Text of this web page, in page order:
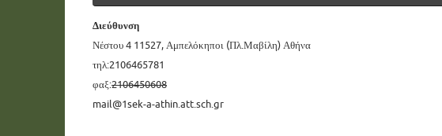
Διεύθυνση
Νέστου 4 11527, Αμπελόκηποι (Πλ.Μαβίλη) Αθήνα
τηλ:2106465781
φαξ:2106450608
mail@1sek-a-athin.att.sch.gr